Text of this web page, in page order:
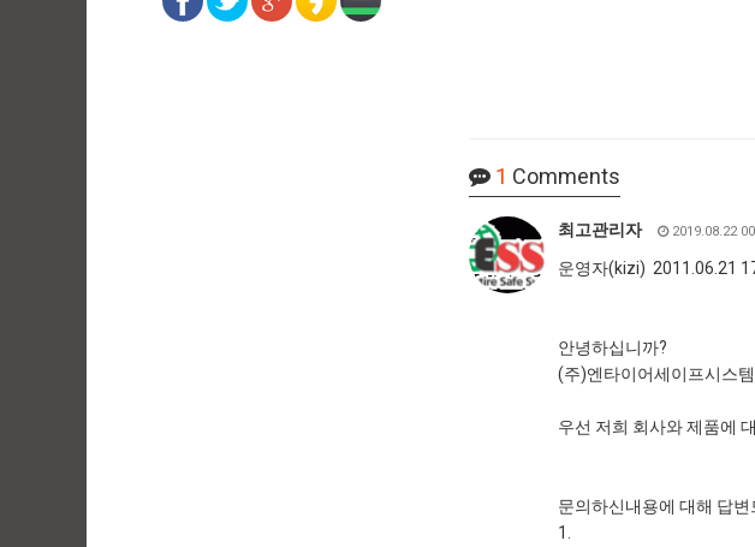
1 Comments
최고관리자 2019.08.22
운영자(kizi) 2011.06.21
안녕하십니까?
(주)엔타이어세이프시스
우선 저희 회사와 제품에
문의하신내용에 대해 답변
1.